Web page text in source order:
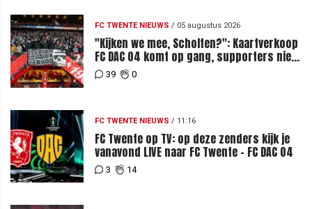
FC TWENTE NIEUWS / 05 augustus 2026
"Kijken we mee, Scholten?": Kaartverkoop
FC DAC 04 komt op gang, supporters niet
blij met ticketprijzen
39 0
FC TWENTE NIEUWS / 11:16
FC Twente op TV: op deze zenders kijk je
vanavond LIVE naar FC Twente - FC DAC 04
3 14